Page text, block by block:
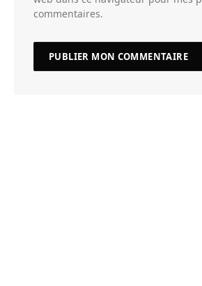
commentaires.